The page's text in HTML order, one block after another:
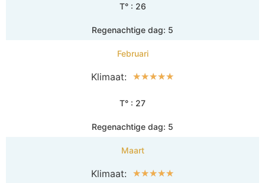
T° : 26
Regenachtige dag: 5
Februari
Klimaat: ☆☆☆☆☆
T° : 27
Regenachtige dag: 5
Maart
Klimaat: ☆☆☆☆☆